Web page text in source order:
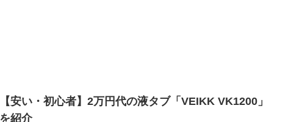
【安い・初心者】2万円代の液タブ「VEIKK VK1200」
を紹介